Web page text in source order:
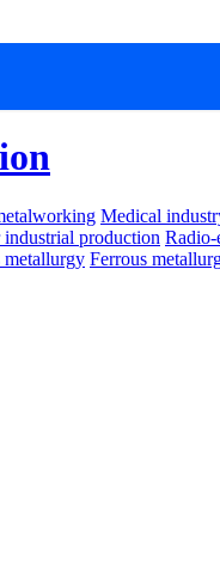
Medical
industrial production Radio-
Ferrous